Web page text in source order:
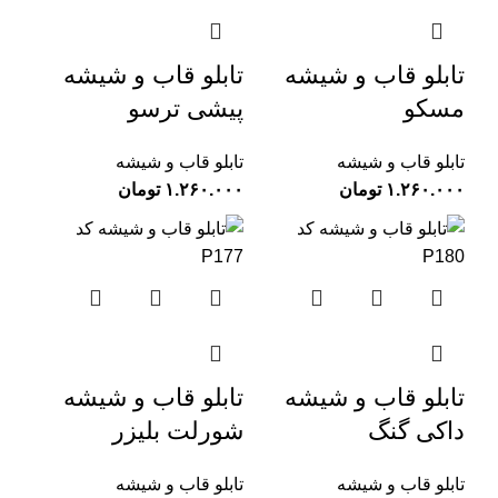
تابلو قاب و شیشه
مسکو
تابلو قاب و شیشه
تومان
تابلو قاب و شیشه
پیشی ترسو
تابلو قاب و شیشه
تومان
تابلو قاب و شیشه
داکی گنگ
تابلو قاب و شیشه
تابلو قاب و شیشه
شورلت بلیزر
تابلو قاب و شیشه